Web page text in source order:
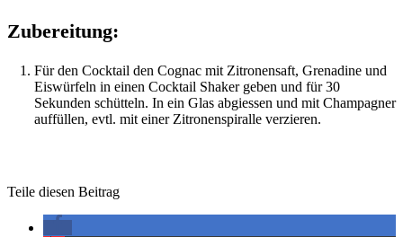
Zubereitung:
Für den Cocktail den Cognac mit Zitronensaft, Grenadine und
Eiswürfeln in einen Cocktail Shaker geben und für 30
Sekunden schütteln. In ein Glas abgiessen und mit Champagner
auffüllen, evtl. mit einer Zitronenspiralle verzieren.
Teile diesen Beitrag